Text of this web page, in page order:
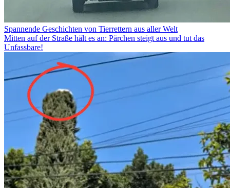
Spannende Geschichten von Tierrettern aus aller Welt
Mitten auf der Straße hält es an: Pärchen steigt aus und tut das
Unfassbare!